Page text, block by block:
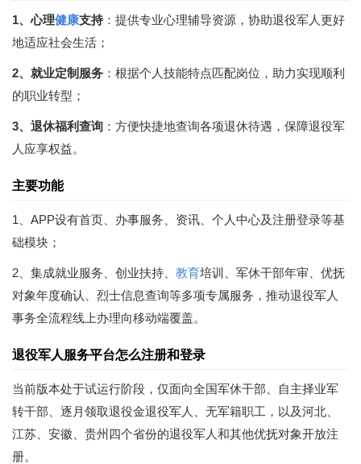
1、心理健康支持：提供专业心理辅导资源，协助退役军人更好
地适应社会生活；
2、就业定制服务 ：根据个人技能特点匹配岗位，助力实现顺利
的职业转型；
3、退休福利查询 ：方便快捷地查询各项退休待遇，保障退役军
人应享权益。
主要功能
1、APP设有首页、办事服务、资讯、个人中心及注册登录等基
础模块；
2、集成就业服务、创业扶持、 教育培训、军休干部年审、优抚
对象年度确认、烈士信息查询等多项专属服务，推动退役军人
事务全流程线上办理向移动端覆盖。
退役军人服务平台怎么注册和登录
当前版本处于试运行阶段，仅面向全国军休干部、自主择业军
转干部、逐月领取退役金退役军人、无军籍职工，以及河北、
江苏、安徽、贵州四个省份的退役军人和其他优抚对象开放注
册。